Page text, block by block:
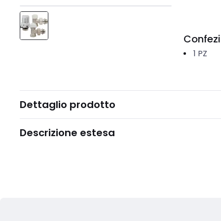
1 PZ
Dettaglio prodotto
Descrizione estesa